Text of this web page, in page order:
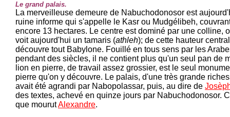
Le grand palais.
La merveilleuse demeure de Nabuchodonosor est
ruine informe qui s'appelle le Kasr ou Mudgélibeh,
encore 13 hectares. Le centre est dominé par une colline,
voit aujourd'hui un tamaris (athleh); de cette hauteur
découvre tout Babylone. Fouillé en tous sens par les
pendant des siècles, il ne contient plus qu'un seul pan de
lion en pierre, de travail assez grossier, est le seul
pierre qu'on y découvre. Le palais, d'une très grande
avait été agrandi par Nabopolassar, puis, au dire de
des textes, achevé en quinze jours par Nabuchodonosor.
que mourutAlexandre.